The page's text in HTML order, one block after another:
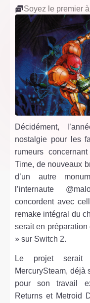
Soyez le premier
Décidément,
nostalgie pour les
rumeurs
Time, de nouveaux
d’un autre
l’internaute
concordent avec
remake intégral du
serait en
» sur Switch 2.
Le projet serait
MercurySteam, déjà
pour son travail
Returns et Metroid